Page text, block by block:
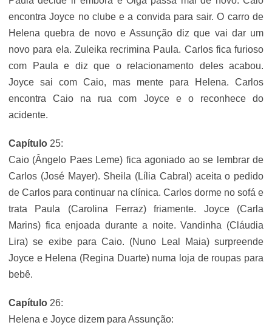
encontra Joyce no clube e a convida para sair. O carro de
Helena quebra de novo e Assunção diz que vai dar um
novo para ela. Zuleika recrimina Paula. Carlos fica furioso
com Paula e diz que o relacionamento deles acabou.
Joyce sai com Caio, mas mente para Helena. Carlos
encontra Caio na rua com Joyce e o reconhece do
acidente.
Capítulo 25:
Caio (Ângelo Paes Leme) fica agoniado ao se lembrar de
Carlos (José Mayer). Sheila (Lília Cabral) aceita o pedido
de Carlos para continuar na clínica. Carlos dorme no sofá e
trata Paula (Carolina Ferraz) friamente. Joyce (Carla
Marins) fica enjoada durante a noite. Vandinha (Cláudia
Lira) se exibe para Caio. (Nuno Leal Maia) surpreende
Joyce e Helena (Regina Duarte) numa loja de roupas para
bebê.
Capítulo 26:
Helena e Joyce dizem para Assunção: